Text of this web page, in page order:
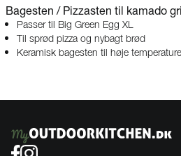
Bagesten / Pizzasten til kamado
Passer til Big Green Egg XL
Til sprød pizza og nybagt brød
Keramisk bagesten til høje